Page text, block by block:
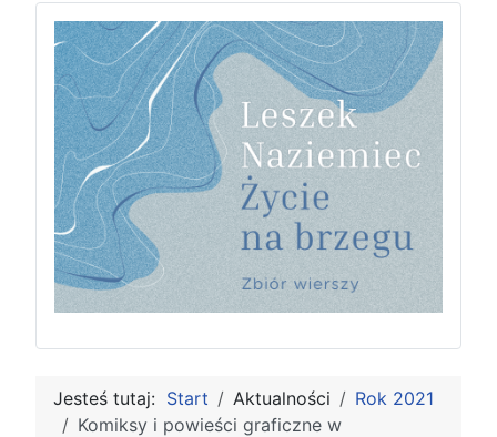
Jesteś tutaj: Start Aktualności
Rok 2021
Komiksy i powieści graficzne w